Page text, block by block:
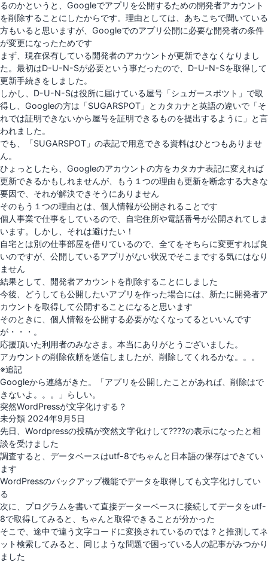
るのかというと、Googleでアプリを公開するための開発者アカウント
を削除することにしたからです。理由としては、あちこちで聞いている
方もいると思いますが、Googleでのアプリ公開に必要な開発者の条件
が変更になったためです
まず、現在保有している開発者のアカウントが更新できなくなりまし
た。最初はD-U-N-Sが必要という事だったので、D-U-N-Sを取得して
更新手続きをしました。
しかし、D-U-N-Sは役所に届けている屋号「シュガースポツト」で取
得し、Googleの方は「SUGARSPOT」とカタカナと英語の違いで「そ
れでは証明できないから屋号を証明できるものを提出するように」と言
われました。
でも、「SUGARSPOT」の表記で用意できる資料はひとつもありませ
ん。
ひょっとしたら、Googleのアカウントの方をカタカナ表記に変えれば
更新できるかもしれませんが、もう１つの理由も更新を断念する大きな
要因で、それが解決できそうにありません
そのもう１つの理由とは、個人情報が公開されることです
個人事業で仕事をしているので、自宅住所や電話番号が公開されてしま
います。しかし、それは避けたい！
自宅とは別の仕事部屋を借りているので、全てをそちらに変更すれば良
いのですが、公開しているアプリがない状況でそこまでする気にはなり
ません
結果として、開発者アカウントを削除することにしました
今後、どうしても公開したいアプリを作った場合には、新たに開発者ア
カウントを取得して公開することになると思います
そのときに、個人情報を公開する必要がなくなってるといいんです
が・・・。
応援頂いた利用者のみなさま。本当にありがとうございました。
アカウントの削除依頼を送信しましたが、削除してくれるかな。。。
※追記
Googleから連絡がきた。「アプリを公開したことがあれば、削除はで
きないよ。。。」らしい。
突然WordPressが文字化けする？
未分類投
稿
日:
2024年9月5日
先日、Wordpressの投稿が突然文字化けして????の表示になったと相
談を受けました
調査すると、データベースはutf-8でちゃんと日本語の保存はできてい
ます
WordPressのバックアップ機能でデータを取得しても文字化けしてい
る
次に、プログラムを書いて直接データーベースに接続してデータをutf-
8で取得してみると、ちゃんと取得できることが分かった
そこで、途中で違う文字コードに変換されているのでは？と推測してネ
ット検索してみると、同じような問題で困っている人の記事がみつかり
ました